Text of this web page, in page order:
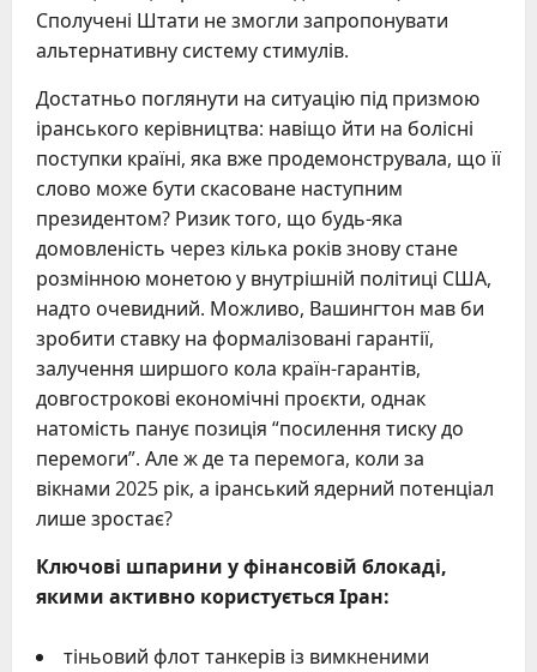
Сполучені Штати не змогли запропонувати
альтернативну систему стимулів.
Достатньо поглянути на ситуацію під призмою
іранського керівництва: навіщо йти на болісні
поступки країні, яка вже продемонструвала, що її
слово може бути скасоване наступним
президентом? Ризик того, що будь-яка
домовленість через кілька років знову стане
розмінною монетою у внутрішній політиці США,
надто очевидний. Можливо, Вашингтон мав би
зробити ставку на формалізовані гарантії,
залучення ширшого кола країн-гарантів,
довгострокові економічні проєкти, однак
натомість панує позиція “посилення тиску до
перемоги”. Але ж де та перемога, коли за
вікнами 2025 рік, а іранський ядерний потенціал
лише зростає?
Ключові шпарини у фінансовій блокаді,
якими активно користується Іран:
тіньовий флот танкерів із вимкненими